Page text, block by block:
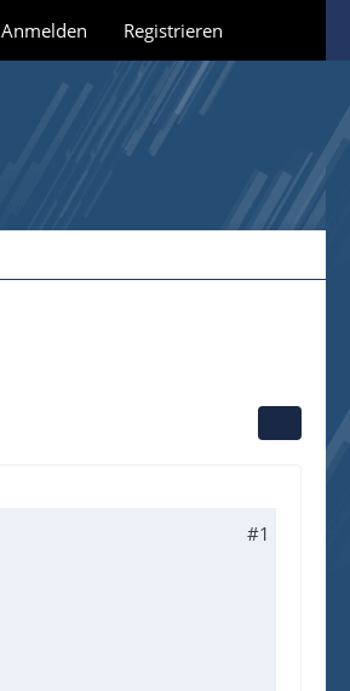
Anmelden Registrieren
#1